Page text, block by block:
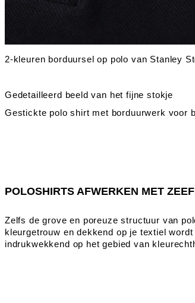
2-kleuren borduursel op polo van Stanley
Gedetailleerd beeld van het fijne stokje
POLOSHIRTS AFWERKEN MET
Zelfs de grove en poreuze structuur van
kleurgetrouw en dekkend op je textiel
indrukwekkend op het gebied van